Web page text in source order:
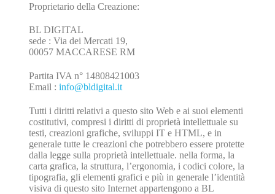
Proprietario della Creazione:
BL DIGITAL
sede : Via dei Mercati 19,
00057 MACCARESE RM
Partita IVA n° 14808421003
Email : info@bldigital.it
Tutti i diritti relativi a questo sito Web e ai suoi elementi
costitutivi, compresi i diritti di proprietà intellettuale su
testi, creazioni grafiche, sviluppi IT e HTML, e in
generale tutte le creazioni che potrebbero essere protette
dalla legge sulla proprietà intellettuale. nella forma, la
carta grafica, la struttura, l’ergonomia, i codici colore, la
tipografia, gli elementi grafici e più in generale l’identità
visiva di questo sito Internet appartengono a BL